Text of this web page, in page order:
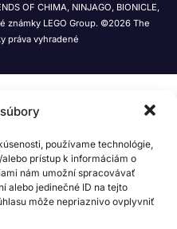
používame technológie,
prístup k informáciám o
nám umožní spracovávať
alebo jedinečné ID na tejto
môže nepriaznivo ovplyvniť
OF CHIMA, NINJAGO, BIONICLE,
známky LEGO Group. ©2026 The
práva vyhradené